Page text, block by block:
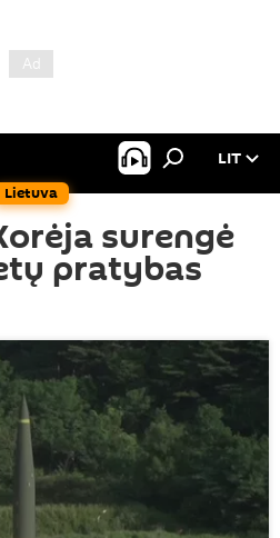
Lietuva
LIT
surengė
pratybas